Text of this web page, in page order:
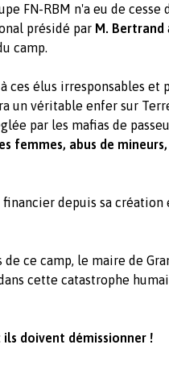
FN-RBM n'a eu de cesse
présidé par M. Bertrand
camp.
ces élus irresponsables et
un véritable enfer sur
par les mafias de
femmes, abus de
depuis sa
ce camp, le maire de
cette catastrophe
ils doivent démissionner !